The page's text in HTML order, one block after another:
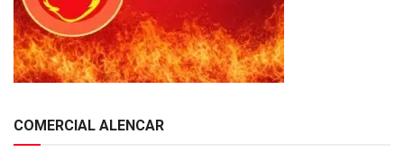
COMERCIAL ALENCAR